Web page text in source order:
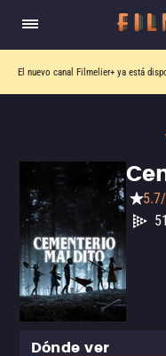
El nuevo canal Filmelier+ ya está
Dónde ver